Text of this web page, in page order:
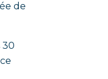
de
30